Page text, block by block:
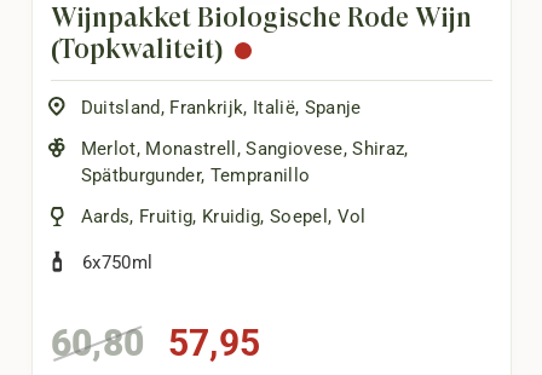
Wijnpakket Biologische Rode Wijn
(Topkwaliteit)
Duitsland , Frankrijk, Italië, Spanje
Merlot, Monastrell ,Sangiovese,Shiraz,
Spätburgunder, Tempranillo
Aards, Fruitig, Kruidig,Soepel , Vol
6x750ml
60,80
Oorspronkelijke
57,95